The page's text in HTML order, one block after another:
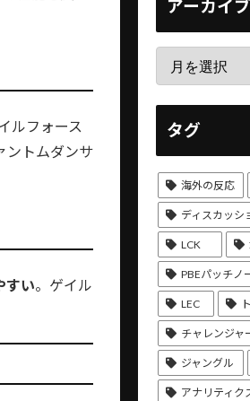
ルフォース
ントムダンサ
すい。ゲイル
アーカイブ
タグ
海外の反応
ディスカッシ
LCK
PBEパッチノ
LEC
チャレンジャ
ジャングル
アナリティク